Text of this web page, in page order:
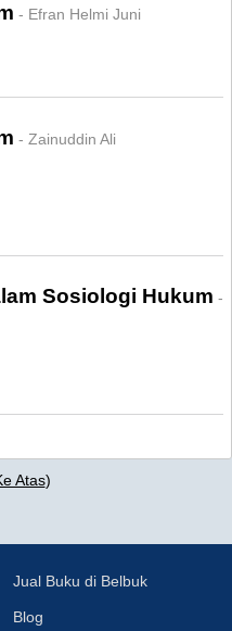
- Efran Helmi Juni
- Zainuddin Ali
Sosiologi Hukum -
Atas)
Jual Buku di Belbuk
Blog